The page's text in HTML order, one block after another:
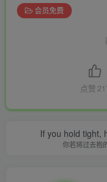
会员免费
点赞
If you hold tight,
你若将过去抱